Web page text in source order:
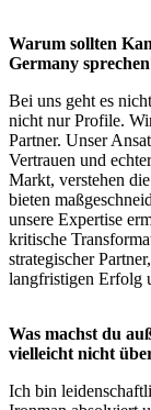
Warum sollten
Germany
Bei uns geht es
nicht nur Profile.
Partner. Unser
Vertrauen und
Markt, verstehen
bieten
unsere Expertise
kritische
strategischer
langfristigen Erfolg
Was machst du
vielleicht nicht
Ich bin